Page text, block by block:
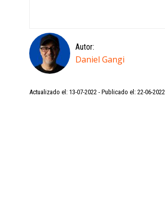
Autor:
Daniel Gangi
Actualizado el: 13-07-2022 Publicado el: 22-06-2022